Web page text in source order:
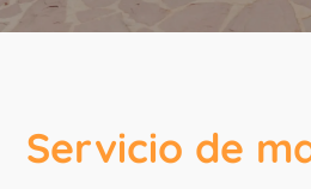
Servicio de